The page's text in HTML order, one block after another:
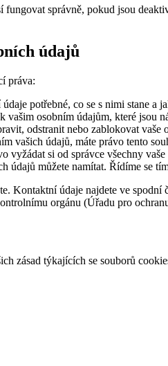
fungovat správně, pokud jsou
údajů
práva:
potřebné, co se s nimi stane a
vašim osobním údajům, které jsou
odstranit nebo zablokovat vaše
vašich údajů, máte právo tento
vyžádat si od správce všechny
údajů můžete namítat. Řídíme se
Kontaktní údaje najdete ve
orgánu (Úřadu pro
zásad týkajících se souborů